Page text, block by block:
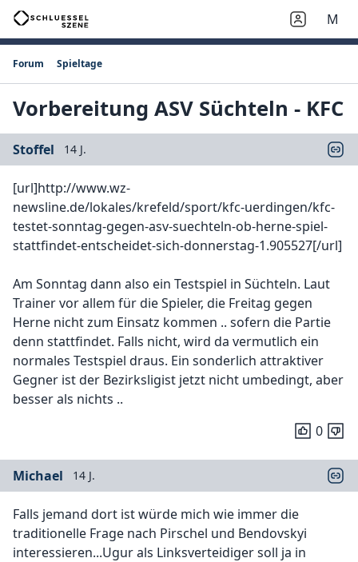
M
Forum Spieltage
Vorbereitung ASV Süchteln - KFC
Stoffel 14 J.
[url]http://www.wz-
newsline.de/lokales/krefeld/sport/kfc-uerdingen/kfc-
testet-sonntag-gegen-asv-suechteln-ob-herne-spiel-
stattfindet-entscheidet-sich-donnerstag-1.905527[/url]
Am Sonntag dann also ein Testspiel in Süchteln. Laut
Trainer vor allem für die Spieler, die Freitag gegen
Herne nicht zum Einsatz kommen .. sofern die Partie
denn stattfindet. Falls nicht, wird da vermutlich ein
normales Testspiel draus. Ein sonderlich attraktiver
Gegner ist der Bezirksligist jetzt nicht umbedingt, aber
besser als nichts ..
0
Michael 14 J.
Falls jemand dort ist würde mich wie immer die
traditionelle Frage nach Pirschel und Bendovskyi
interessieren...Ugur als Linksverteidiger soll ja in